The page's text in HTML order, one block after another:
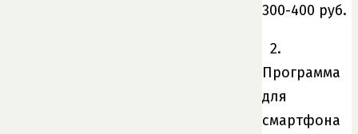
300-400 руб.
2.
Программа
для
смартфона